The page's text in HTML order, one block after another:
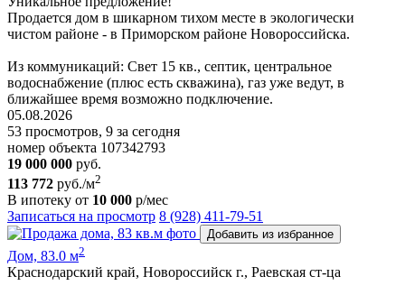
Продается дом в шикарном тихом месте в экологически
чистом районе - в Приморском районе Hoвoрoссийска.
Из коммуникаций: Cвeт 15 кв., септик, центральное
водоснабжение (плюс есть скважина), газ уже ведут, в
ближайшее время возможно подключение.
05.08.2026
53 просмотров, 9 за сегодня
номер объекта 107342793
19 000 000 руб.
113 772 руб./м2
В ипотеку от 10 000 р/мес
Записаться на просмотр 8 (928) 411-79-51
Добавить из избранное
Дом, 83.0 м2
Краснодарский край, Новороссийск г., Раевская ст-ца